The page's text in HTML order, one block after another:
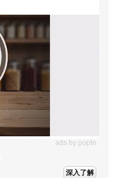
ads by popIn
深入了解